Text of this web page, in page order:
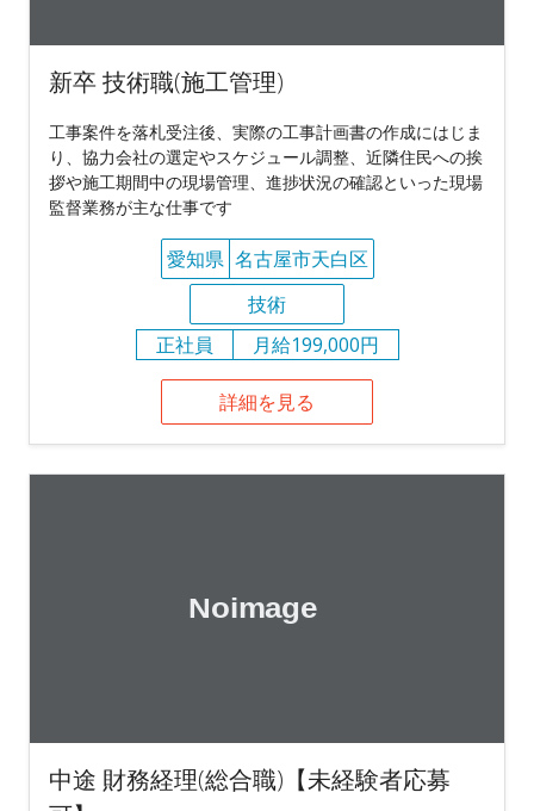
新卒 技術職(施工管理)
工事案件を落札受注後、実際の工事計画書の作成にはじま
り、協力会社の選定やスケジュール調整、近隣住民への挨
拶や施工期間中の現場管理、進捗状況の確認といった現場
監督業務が主な仕事です
愛知県 名古屋市天白区
技術
正社員
月給199,000円
詳細を見る
中途 財務経理(総合職)【未経験者応募